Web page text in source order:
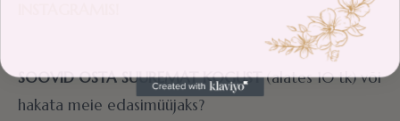
SOOVID OSTA SUUREMAT KOGUST(alates 10 tk) või
hakata meie edasimüüjaks?